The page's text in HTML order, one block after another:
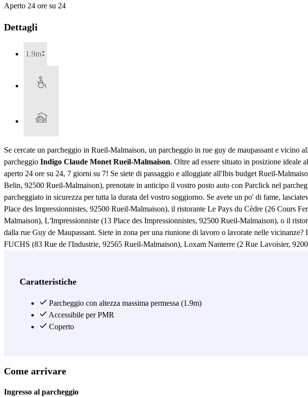
Aperto 24 ore su 24
Dettagli
1.9m
Se cercate un parcheggio in Rueil-Malmaison, un parcheggio in rue guy de maupassant e
parcheggio Indigo Claude Monet Rueil-Malmaison. Oltre ad essere situato in posizione ideale
aperto 24 ore su 24, 7 giorni su 7! Se siete di passaggio e alloggiate all'Ibis budget Rueil-
Belin, 92500 Rueil-Malmaison), prenotate in anticipo il vostro posto auto con Parclick nel
parcheggiato in sicurezza per tutta la durata del vostro soggiorno. Se avete un po' di fame,
Place des Impressionnistes, 92500 Rueil-Malmaison), il ristorante Le Pays du Cèdre (26 Cours
Malmaison), L'Impressionniste (13 Place des Impressionnistes, 92500 Rueil-Malmaison), o il
dalla rue Guy de Maupassant. Siete in zona per una riunione di lavoro o lavorate nelle vicinanze?
FUCHS (83 Rue de l'Industrie, 92565 Rueil-Malmaison), Loxam Nanterre (2 Rue Lavoisier,
Impressionnistes (57 rue de l'Industrie, 92500 Rueil-Malmaison) o nello Skatepark Rueil-
la stazione degli autobus Claude Monet dove si può prendere la linea 367. Quindi non
Vedi di più
Caratteristiche
Parcheggio con altezza massima permessa (1.9m)
Accessibile per PMR
Coperto
Come arrivare
Ingresso al parcheggio